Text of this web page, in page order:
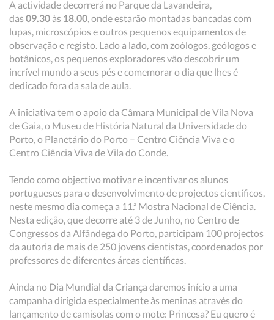
A actividade decorrerá no Parque da Lavandeira,
das 09.30 às 18.00, onde estarão montadas bancadas com
lupas, microscópios e outros pequenos equipamentos de
observação e registo. Lado a lado, com zoólogos, geólogos e
botânicos, os pequenos exploradores vão descobrir um
incrível mundo a seus pés e comemorar o dia que lhes é
dedicado fora da sala de aula.
A iniciativa tem o apoio da Câmara Municipal de Vila Nova
de Gaia, o Museu de História Natural da Universidade do
Porto, o Planetário do Porto – Centro Ciência Viva e o
Centro Ciência Viva de Vila do Conde.
Tendo como objectivo motivar e incentivar os alunos
portugueses para o desenvolvimento de projectos científicos,
neste mesmo dia começa a 11.ª Mostra Nacional de Ciência.
Nesta edição, que decorre até 3 de Junho, no Centro de
Congressos da Alfândega do Porto, participam 100 projectos
da autoria de mais de 250 jovens cientistas, coordenados por
professores de diferentes áreas científicas.
Ainda no Dia Mundial da Criança daremos início a uma
campanha dirigida especialmente às meninas através do
lançamento de camisolas com o mote: Princesa? Eu quero é